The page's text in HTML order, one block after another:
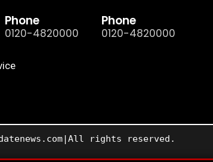
Phone
0120-4820000
Phone
0120-4820000
rights reserved.